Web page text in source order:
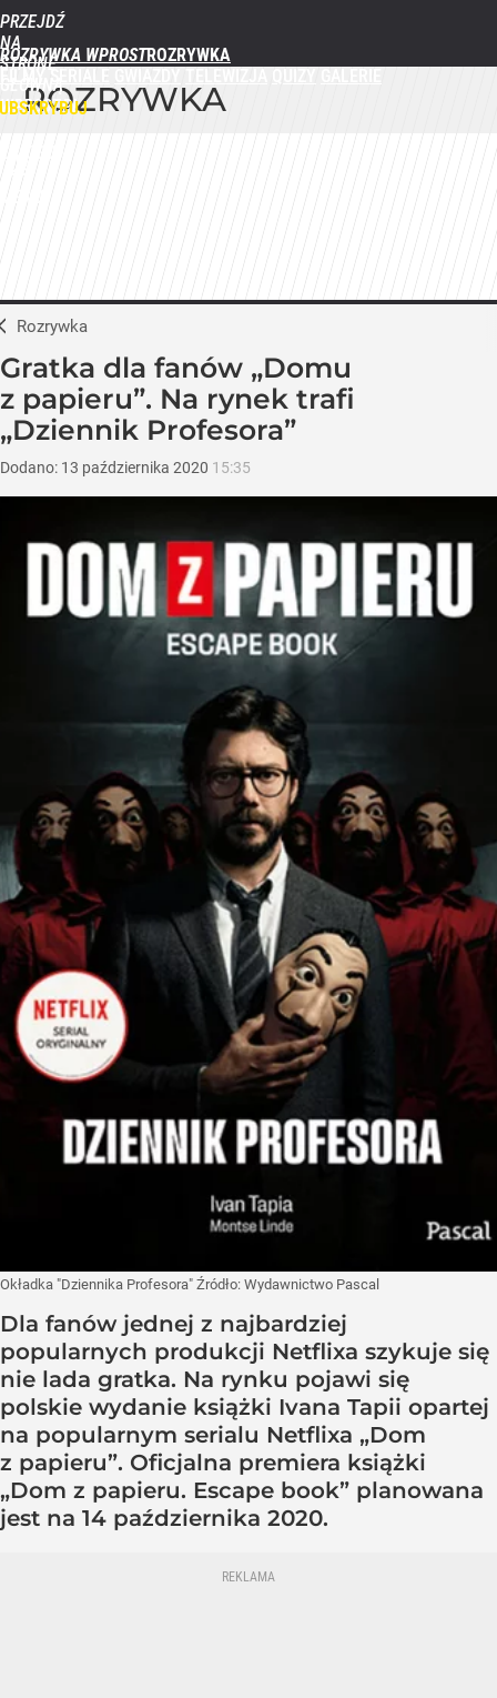
PRZEJDŹ
NA
STRONĘ
GŁÓWNĄ
WPROST.PL
ROZRYWKA WPROST
ROZRYWKA
Rozrywka
Gratka dla fanów „Domu
z papieru”. Na rynek trafi
„Dziennik Profesora”
Dodano: 13 października 2020 15:35
Okładka "Dziennika Profesora" Źródło: Wydawnictwo Pascal
Dla fanów jednej z najbardziej
popularnych produkcji Netflixa szykuje się
nie lada gratka. Na rynku pojawi się
polskie wydanie książki Ivana Tapii opartej
na popularnym serialu Netflixa „Dom
z papieru”. Oficjalna premiera książki
„Dom z papieru. Escape book” planowana
jest na 14 października 2020.